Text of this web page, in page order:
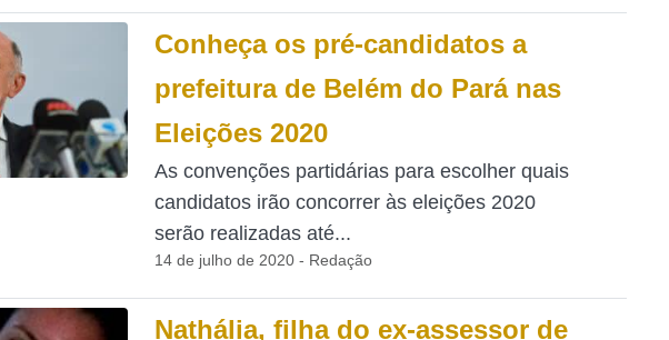
Conheça os pré-candidatos a
prefeitura de Belém do Pará nas
Eleições 2020
As convenções partidárias para escolher quais
candidatos irão concorrer às eleições 2020
serão realizadas até...
14 de julho de 2020 - Redação
Nathália, filha do ex-assessor de